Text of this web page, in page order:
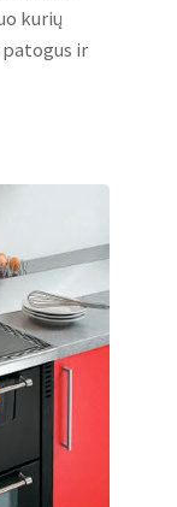
kurių
ir